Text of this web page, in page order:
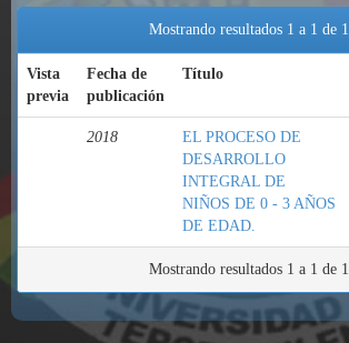
Mostrando resultados 1 a 1 de 1
Vista
previa
Fecha de
publicación
Título
2018
EL PROCESO DE
DESARROLLO
INTEGRAL DE
NIÑOS DE 0 - 3 AÑOS
DE EDAD.
Mostrando resultados 1 a 1 de 1